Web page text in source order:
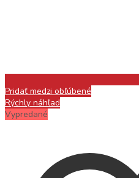
Pridať medzi obľúbené
Rýchly náhľad
Vypredané